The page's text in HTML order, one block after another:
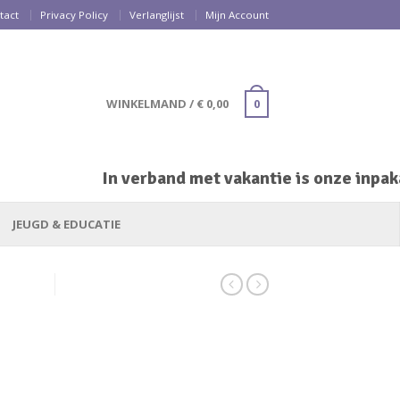
Privacy Policy Verlanglijst Mijn Account
WINKELMAND / € 0,00 0
In verband met vakantie is onze
JEUGD & EDUCATIE